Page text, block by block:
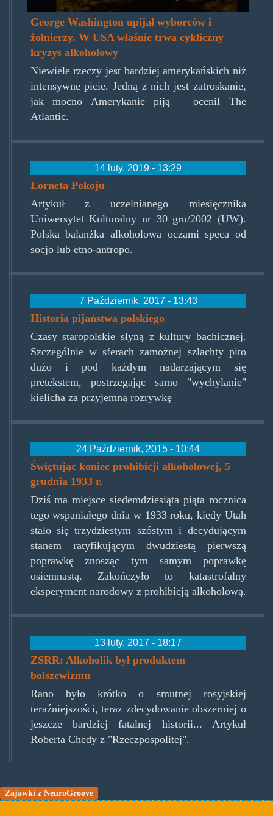
George Washington upijał wyborców i
żołnierzy. W USA właśnie trwa cykliczny
kryzys alkoholowy
Niewiele rzeczy jest bardziej amerykańskich niż
intensywne picie. Jedną z nich jest zatroskanie,
jak mocno Amerykanie piją – ocenił The
Atlantic.
14 luty, 2019 - 13:29
Lorneta Pokoju
Artykuł z uczelnianego miesięcznika
Uniwersytet Kulturalny nr 30 gru/2002 (UW).
Polska balanżka alkoholowa oczami speca od
socjo lub etno-antropo.
7 Październik, 2017 - 13:43
Historia pijaństwa polskiego
Czasy staropolskie słyną z kultury bachicznej.
Szczególnie w sferach zamożnej szlachty pito
dużo i pod każdym nadarzającym się
pretekstem, postrzegając samo "wychylanie"
kielicha za przyjemną rozrywkę
24 Październik, 2015 - 10:44
Świętując koniec prohibicji alkoholowej, 5
grudnia 1933 r.
Dziś ma miejsce siedemdziesiąta piąta rocznica
tego wspaniałego dnia w 1933 roku, kiedy Utah
stało się trzydziestym szóstym i decydującym
stanem ratyfikującym dwudziestą pierwszą
poprawkę znosząc tym samym poprawkę
osiemnastą. Zakończyło to katastrofalny
eksperyment narodowy z prohibicją alkoholową.
13 luty, 2017 - 18:17
ZSRR: Alkoholik był produktem
bolszewizmu
Rano było krótko o smutnej rosyjskiej
teraźniejszości, teraz zdecydowanie obszerniej o
jeszcze bardziej fatalnej historii... Artykuł
Roberta Chedy z "Rzeczpospolitej".
Zajawki z NeuroGroove